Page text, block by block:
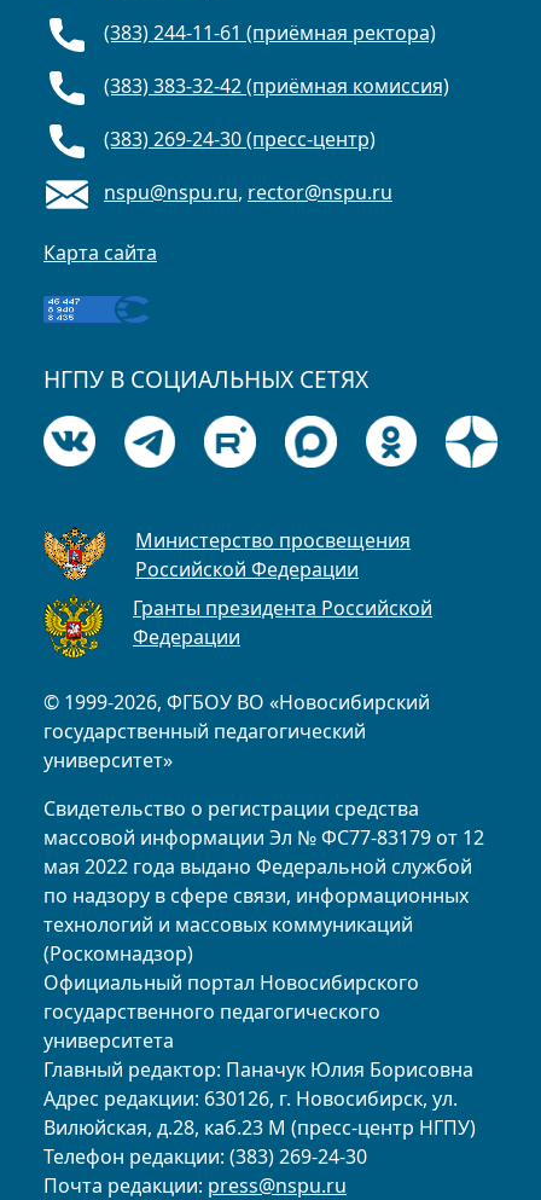
© 1999-2026, ФГБОУ ВО «Новосибирский
государственный педагогический
университет»
Свидетельство о регистрации средства
массовой информации Эл № ФС77-83179 от 12
мая 2022 года выдано Федеральной службой
по надзору в сфере связи, информационных
технологий и массовых коммуникаций
(Роскомнадзор)
Официальный портал Новосибирского
государственного педагогического
университета
Главный редактор: Паначук Юлия Борисовна
Адрес редакции: 630126, г. Новосибирск, ул.
Вилюйская, д.28, каб.23 М (пресс-центр НГПУ)
Телефон редакции: (383) 269-24-30
Почта редакции: press@nspu.ru
(383) 244-11-61 (приёмная ректора)
(383) 383-32-42 (приёмная комиссия)
(383) 269-24-30 (пресс-центр)
nspu@nspu.ru, rector@nspu.ru
Карта сайта
НГПУ В СОЦИАЛЬНЫХ СЕТЯХ
Министерство просвещения
Российской Федерации
Гранты президента Российской
Федерации